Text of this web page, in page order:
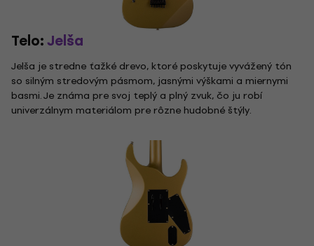
Telo:Jelša
Jelša je stredne ťažké drevo, ktoré poskytuje vyvážený tón
so silným stredovým pásmom, jasnými výškami a miernymi
basmi. Je známa pre svoj teplý a plný zvuk, čo ju robí
univerzálnym materiálom pre rôzne hudobné štýly.